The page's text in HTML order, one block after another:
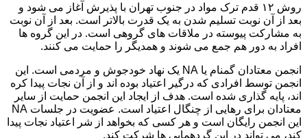
روش ۱۲ قدم ترک مواد در جنوب تهران با پذیرش آغاز می شود و
بعد از آن نوبت تسلیم شدن به یک قدرت بالاتر است. بعد از آن نوبت
به مشارکت پیوسته در ملاقات های گروهی است. در این گروه ها
افراد به دور هم جمع می شوند و همدیگر را حمایت می کنند.
انجمن معتادان گمنام یا NA یک نهاد خودجوش و مردمی است. این
انجمن توسط افرادی که درگیر اعتیاد بوده اند و از آن نجات پیدا کره
اند، پایه گذاری شده است. هدف از ایجاد این انجمن حمایت از سایر
معتادان برای رهایی از چنگال اعتیاد است. عضویت در جلسات NA
این انجمن رایگان است و هر کسی که بخواهد از شر اعتیاد نجات پیدا
کند، می تواند در این گردهمایی ها شرکت کند.